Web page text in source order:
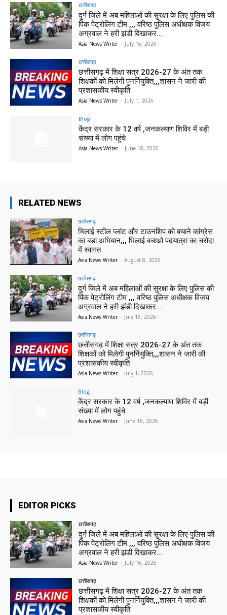
छत्तीसगढ़
दुर्ग जिले में अब महिलाओं की सुरक्षा के लिए पुलिस की
पिंक पेट्रोलिंग टीम ,,, वरिष्ठ पुलिस अधीक्षक विजय
अग्रवाल ने हरी झंडी दिखाकर...
Asia News Writer - July 16, 2026
छत्तीसगढ़
छत्तीसगढ़ में शिक्षा सत्र 2026-27 के अंत तक
शिक्षकों को मिलेगी पुनर्नियुक्ति,,,शासन ने जारी की
प्रशासकीय स्वीकृति
Asia News Writer - July 1, 2026
Blog
केंद्र सरकार के 12 वर्ष ,जनकल्याण शिविर में बड़ी
संख्या में लोग पहुंचे
Asia News Writer - June 18, 2026
RELATED NEWS
छत्तीसगढ़
भिलाई स्टील प्लांट और टाउनशिप को बचाने कांग्रेस
का बड़ा अभियान,,, भिलाई बचाओ पदयात्रा का चरोदा
में स्वागत
Asia News Writer - August 8, 2026
छत्तीसगढ़
दुर्ग जिले में अब महिलाओं की सुरक्षा के लिए पुलिस की
पिंक पेट्रोलिंग टीम ,,, वरिष्ठ पुलिस अधीक्षक विजय
अग्रवाल ने हरी झंडी दिखाकर...
Asia News Writer - July 16, 2026
छत्तीसगढ़
छत्तीसगढ़ में शिक्षा सत्र 2026-27 के अंत तक
शिक्षकों को मिलेगी पुनर्नियुक्ति,,,शासन ने जारी की
प्रशासकीय स्वीकृति
Asia News Writer - July 1, 2026
Blog
केंद्र सरकार के 12 वर्ष ,जनकल्याण शिविर में बड़ी
संख्या में लोग पहुंचे
Asia News Writer - June 18, 2026
EDITOR PICKS
छत्तीसगढ़
दुर्ग जिले में अब महिलाओं की सुरक्षा के लिए पुलिस की
पिंक पेट्रोलिंग टीम ,,, वरिष्ठ पुलिस अधीक्षक विजय
अग्रवाल ने हरी झंडी दिखाकर...
Asia News Writer - July 16, 2026
छत्तीसगढ़
छत्तीसगढ़ में शिक्षा सत्र 2026-27 के अंत तक
शिक्षकों को मिलेगी पुनर्नियुक्ति,,,शासन ने जारी की
प्रशासकीय स्वीकृति